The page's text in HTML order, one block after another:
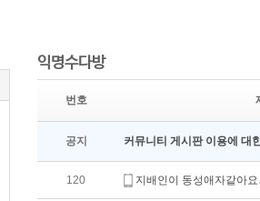
익명수다방
번호
공지 커뮤니티 게시판 이용에 대
120 지배인이 동성애자같아요